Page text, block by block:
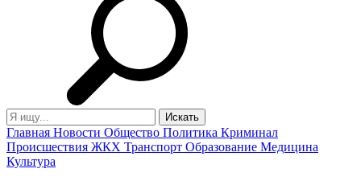
Главная Новости Общество Политика Криминал
Происшествия ЖКХ Транспорт Образование Медицина
Культура